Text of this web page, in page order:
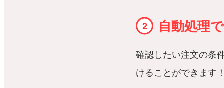
自動処理
確認したい注文の条
けることができます